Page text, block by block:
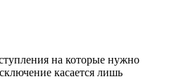
на которые нужно
касается лишь